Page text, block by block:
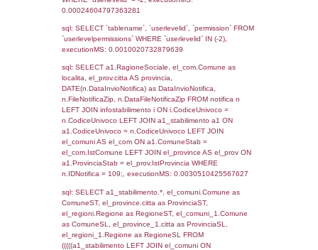
SEZIONE H (pubblico) - DESCRIZIONE
STABILIMENTO E RIEPILOGO SOSTANZE
DI CUI ALL'ALLEGATO 1 DEL DECRETO
DELLA DIRETTIVA 2012/18/UE
SEZIONE L (pubblico) - INFORMAZIONI
INCIDENTALI CON IMPATTO
STABILIMENTO